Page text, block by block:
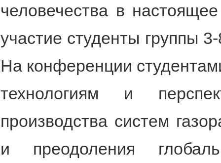
человечества в
участие студенты группы
На конференции
технологиям и
производства систем
и преодоления